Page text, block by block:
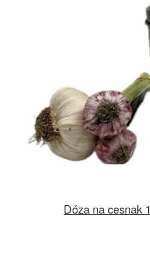
Dóza na cesnak